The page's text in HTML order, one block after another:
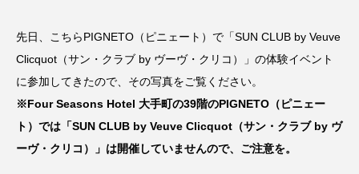
先日、こちらPIGNETO（ピニェート）で「SUN CLUB by Veuve
Clicquot（サン・クラブ by ヴーヴ・クリコ）」の体験イベント
に参加してきたので、その写真をご覧ください。
※Four Seasons Hotel 大手町の39階のPIGNETO（ピニェー
ト）では「SUN CLUB by Veuve Clicquot（サン・クラブ by ヴ
ーヴ・クリコ）」は開催していませんので、ご注意を。